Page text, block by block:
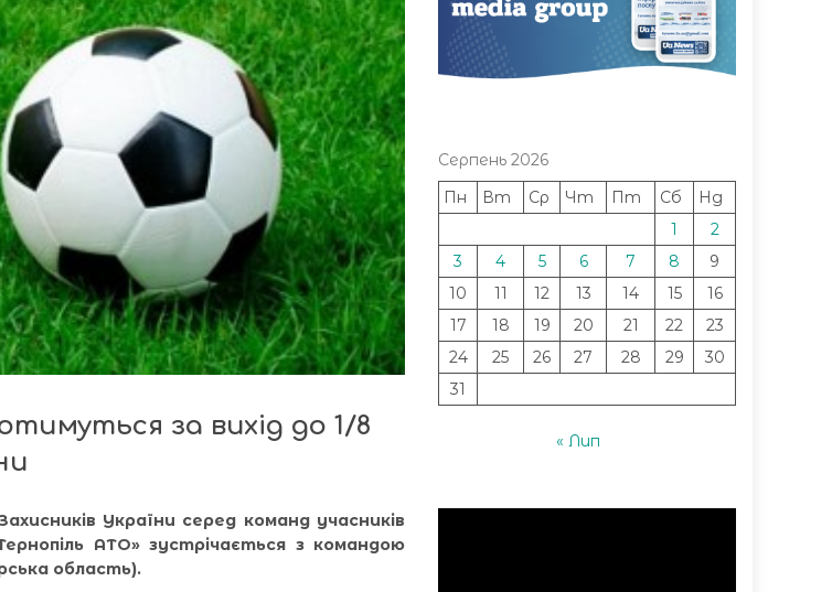
за вихід до 1/8
України серед команд учасників
АТО» зустрічається з командою
область).
Серпень 2026
Пн
Вт Ср Чт Пт Сб
Нд
1
2
3
4 5 6 7 8
9
10
11 12 13 14 15
16
17
18 19 20 21 22
23
24
25 26 27 28 29
30
31
« Лип